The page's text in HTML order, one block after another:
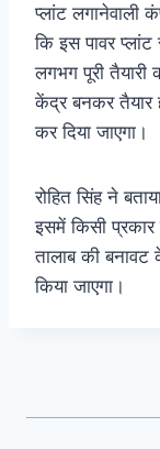
प्लांट लगानेवाली
कि इस पावर प्लांट
लगभग पूरी तैयारी
केंद्र बनकर तैयार
कर दिया जाएगा।
रोहित सिंह ने
इसमें किसी प्रकार
तालाब की
किया जाएगा।